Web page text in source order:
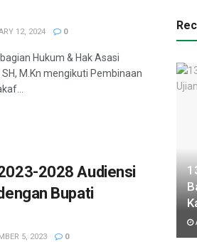
12, 2024 0
Hukum & Hak Asasi
M.Kn mengikuti Pembinaan
2028 Audiensi
Bupati
5, 2023 0